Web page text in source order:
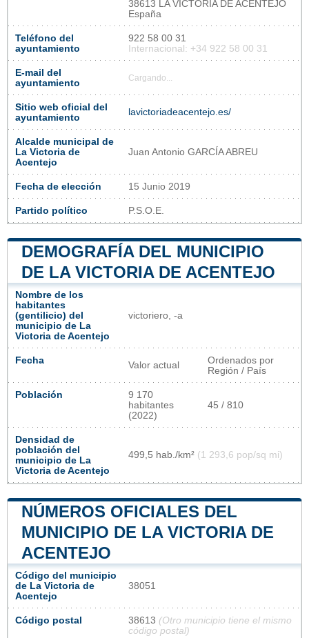
38613 LA VICTORIA DE ACENTEJO
España
Teléfono del
ayuntamiento
922 58 00 31
Internacional: +34 922 58 00 31
E-mail del
ayuntamiento
Cargando...
Sitio web oficial del
ayuntamiento
lavictoriadeacentejo.es/
Alcalde municipal de
La Victoria de
Acentejo
Juan Antonio GARCÍA ABREU
Fecha de elección 15 Junio 2019
Partido político P.S.O.E.
DEMOGRAFÍA DEL MUNICIPIO
DE LA VICTORIA DE ACENTEJO
Nombre de los
habitantes
(gentilicio) del
municipio de La
Victoria de Acentejo
victoriero, -a
Fecha Valor actual
Ordenados por
Región / País
Población
9 170
habitantes
(2022)
45 / 810
Densidad de
población del
municipio de La
Victoria de Acentejo
499,5 hab./km² (1 293,6 pop/sq mi)
NÚMEROS OFICIALES DEL
MUNICIPIO DE LA VICTORIA DE
ACENTEJO
Código del municipio
de La Victoria de
Acentejo
38051
Código postal 38613 (Otro municipio tiene el mismo
código postal)